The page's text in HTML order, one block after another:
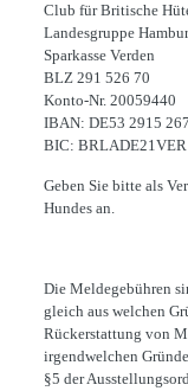
Club für Britische
Landesgruppe
Sparkasse Verden
BLZ 291 526 70
Konto-Nr. 20059440
IBAN: DE53 2915
BIC: BRLADE21VER
Geben Sie bitte als
Hundes an.
Die Meldegebühren
gleich aus welchen
Rückerstattung von
irgendwelchen
§5 der